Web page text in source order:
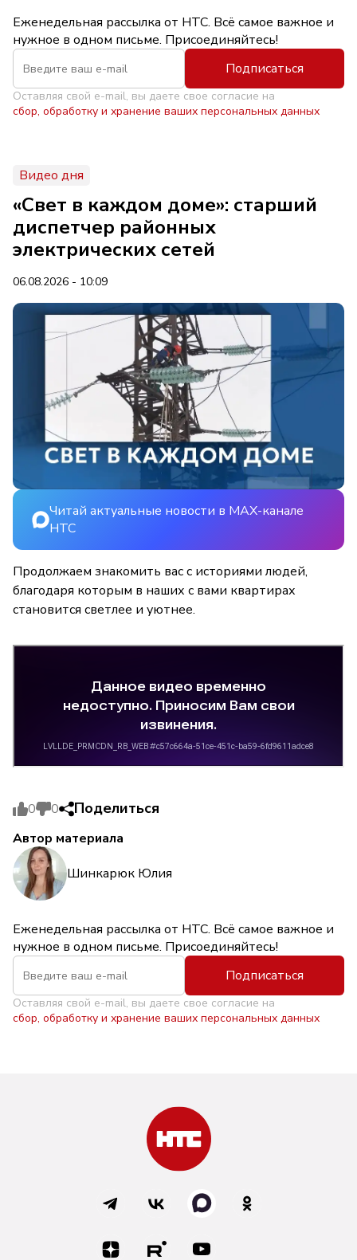
Еженедельная рассылка от НТС. Всё самое важное и
нужное в одном письме. Присоединяйтесь!
Подписаться
Оставляя свой e-mail, вы даете свое согласие на
сбор, обработку и хранение ваших персональных данных
Видео дня
«Свет в каждом доме»: старший
диспетчер районных
электрических сетей
06.08.2026 - 10:09
Читай актуальные новости в MAX-канале
НТС
Продолжаем знакомить вас с историями людей,
благодаря которым в наших с вами квартирах
становится светлее и уютнее.
0 0 Поделиться
Автор материала
Шинкарюк Юлия
Еженедельная рассылка от НТС. Всё самое важное и
нужное в одном письме. Присоединяйтесь!
Подписаться
Оставляя свой e-mail, вы даете свое согласие на
сбор, обработку и хранение ваших персональных данных